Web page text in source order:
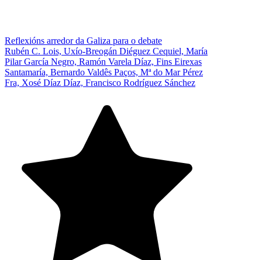
Reflexións arredor da Galiza para o debate
Rubén C. Lois, Uxío-Breogán Diéguez Cequiel, María
Pilar García Negro, Ramón Varela Díaz, Fins Eirexas
Santamaría, Bernardo Valdês Paços, Mª do Mar Pérez
Fra, Xosé Díaz Díaz, Francisco Rodríguez Sánchez